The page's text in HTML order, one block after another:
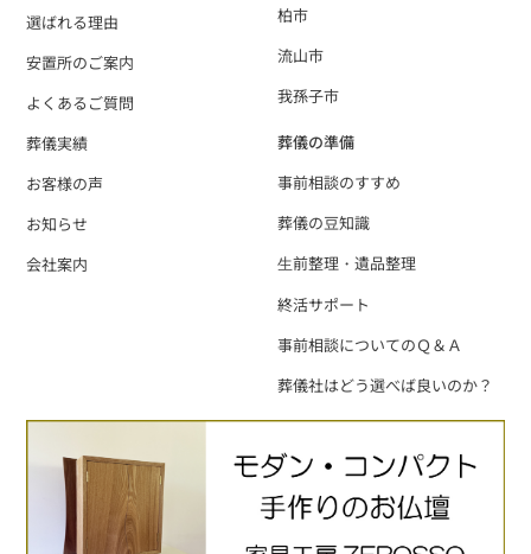
柏市
流山市
我孫子市
選ばれる理由
安置所のご案内
よくあるご質問
葬儀実績
お客様の声
お知らせ
会社案内
葬儀の準備
事前相談のすすめ
葬儀の豆知識
⽣前整理・遺品整理
終活サポート
事前相談についてのＱ＆Ａ
葬儀社はどう選べば良いのか？